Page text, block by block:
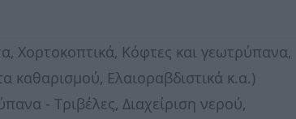
Χορτοκοπτικά, Κόφτες και γεωτρύπανα,
καθαρισμού, Ελαιοραβδιστικά κ.α.)
- Τριβέλες, Διαχείριση νερού,